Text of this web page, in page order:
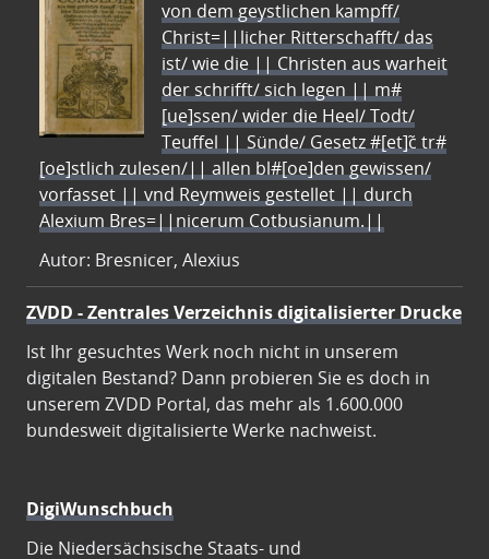
von dem geystlichen kampff/
Christ=||licher Ritterschafft/ das
ist/ wie die || Christen aus warheit
der schrifft/ sich legen || m#
[ue]ssen/ wider die Heel/ Todt/
Teuffel || Sünde/ Gesetz #[et]c̃ tr#
[oe]stlich zulesen/|| allen bl#[oe]den gewissen/
vorfasset || vnd Reymweis gestellet || durch
Alexium Bres=||nicerum Cotbusianum.||
Autor: Bresnicer, Alexius
ZVDD - Zentrales Verzeichnis digitalisierter Drucke
Ist Ihr gesuchtes Werk noch nicht in unserem
digitalen Bestand? Dann probieren Sie es doch in
unserem ZVDD Portal, das mehr als 1.600.000
bundesweit digitalisierte Werke nachweist.
DigiWunschbuch
Die Niedersächsische Staats- und